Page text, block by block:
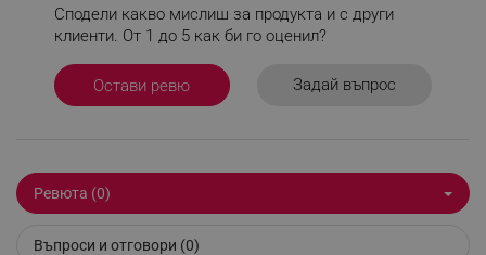
Сподели какво мислиш за продукта и с други
клиенти. От 1 до 5 как би го оценил?
Остави ревю Задай въпрос
Ревюта (0)
Въпроси и отговори (0)
_sgf_delayed_campaigns .alleop.bg
_sgf_clicked_banners